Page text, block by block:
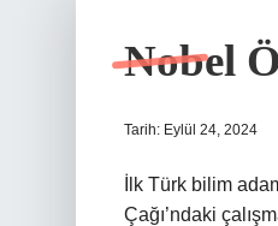
Nobel
Tarih: Eylül 24, 2024
İlk Türk bilim
Çağı’ndaki